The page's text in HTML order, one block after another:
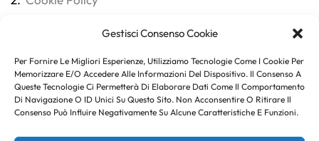
Gestisci Consenso Cookie
Per Fornire Le Migliori Esperienze, Utilizziamo Tecnologie Come I Cookie Per
Memorizzare E/o Accedere Alle Informazioni Del Dispositivo. Il Consenso A
Queste Tecnologie Ci Permetterà Di Elaborare Dati Come Il Comportamento
Di Navigazione O ID Unici Su Questo Sito. Non Acconsentire O Ritirare Il
Consenso Può Influire Negativamente Su Alcune Caratteristiche E Funzioni.